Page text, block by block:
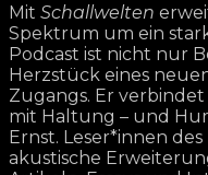
Mit Schallwelten
Spektrum um ein
Podcast ist nicht nur
Herzstück eines
Zugangs. Er
mit Haltung – und
Ernst. Leser*innen
akustische